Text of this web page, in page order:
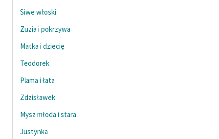
E-kolekcja lektur
szkolnych i literatury do
słuchania dla uczennic i
uczniów z
niepełnosprawnościami
Feministyczne inspiracje.
skandynawskiej literatury
feministycznej
Ręce pełne poezji
Siwe włoski
Zuzia i pokrzywa
Matka i dziecię
Teodorek
Plama i łata
Zdzisławek
Mysz młoda i stara
Justynka